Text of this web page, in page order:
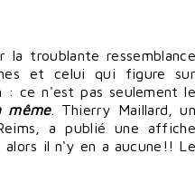
troublante ressemblance
et celui qui figure sur
: ce n'est pas seulement le
même. Thierry Maillard, un
a publié une affiche
il n'y en a aucune!! Le